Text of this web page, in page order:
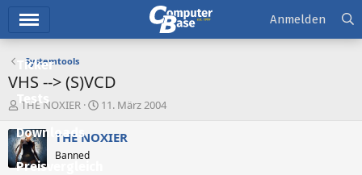
Ticker
Tests
Downloads
Preisvergleich
Anmelden
Systemtools
VHS --> (S)VCD
E
s
t
e
THE NOXIER
E
s
11. März 2004
THE NOXIER
Banned